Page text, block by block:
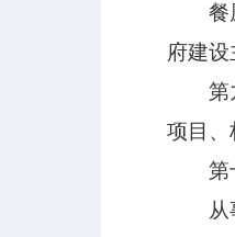
餐厨
府建
第九
项目、
第十
从事